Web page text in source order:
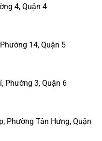
4, Quận 4
14, Quận 5
Phường 3, Quận 6
Phường Tân Hưng, Quận